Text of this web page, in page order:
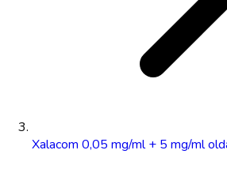
Xalacom 0,05 mg/ml + 5 mg/ml